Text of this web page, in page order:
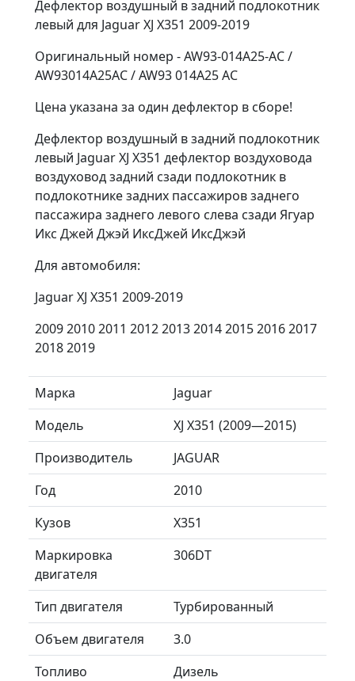
Дефлектор воздушный в задний подлокотник
левый для Jaguar XJ X351 2009-2019
Оригинальный номер - AW93-014A25-AC /
AW93014A25AC / AW93 014A25 AC
Цена указана за один дефлектор в сборе!
Дефлектор воздушный в задний подлокотник
левый Jaguar XJ X351 дефлектор воздуховода
воздуховод задний сзади подлокотник в
подлокотнике задних пассажиров заднего
пассажира заднего левого слева сзади Ягуар
Икс Джей Джэй ИксДжей ИксДжэй
Для aвтoмобиля:
Jaguar XJ X351 2009-2019
2009 2010 2011 2012 2013 2014 2015 2016 2017
2018 2019
Марка
Jaguar
Модель
XJ X351 (2009—2015)
Производитель
JAGUAR
Год
2010
Кузов
X351
Маркировка
двигателя
306DT
Тип двигателя
Турбированный
Объем двигателя
3.0
Топливо
Дизель